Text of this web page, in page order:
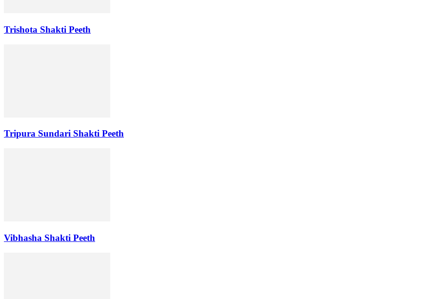
Trishota Shakti Peeth
Tripura Sundari Shakti Peeth
Vibhasha Shakti Peeth